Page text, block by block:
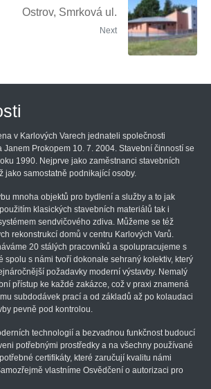
Ostrov, Smrková ul.
Next
v Karlových Varech jednateli společnosti
Janem Prokopem 10. 7. 2004. Stavební činností se
1990. Nejprve jako zaměstnanci stavebních
jako samostatně podnikající osoby.
mnoha objektů pro bydlení a služby a to jak
klasických stavebních materiálů tak i
sendvičového zdiva. Můžeme se též
rekonstrukcí domů v centru Karlových Varů.
20 stálých pracovníků a spolupracujeme s
spolu s námi tvoří dokonale sehraný kolektiv, který
požadavky moderní výstavby. Nemalý
přístup ke každé zakázce, což v praxi znamená
subdodávek prací a od základů až po kolaudaci
pevně pod kontrolou.
technologií a bezvadnou funkčnost budoucí
potřebnými prostředky a na všechny používané
certifikáty, které zaručují kvalitu námi
vlastníme Osvědčení o autorizaci pro